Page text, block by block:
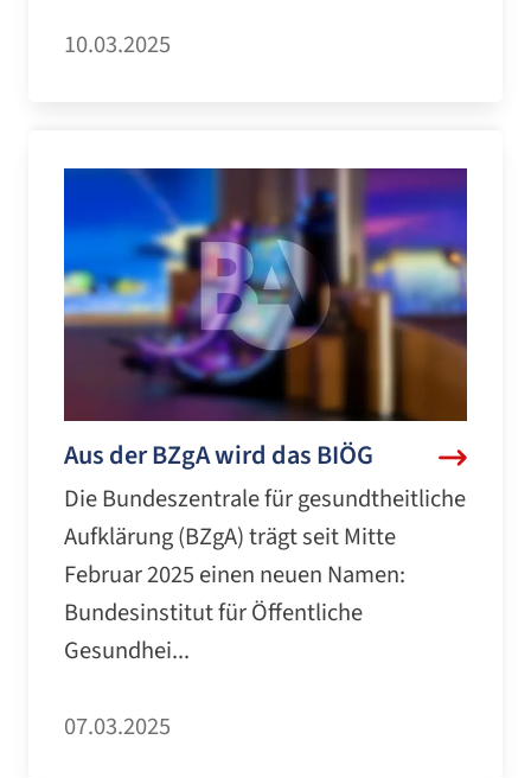
10.03.2025
Aus der BZgA wird das BIÖG
Die Bundeszentrale für gesundtheitliche
Aufklärung (BZgA) trägt seit Mitte
Februar 2025 einen neuen Namen:
Bundesinstitut für Öffentliche
Gesundhei...
07.03.2025